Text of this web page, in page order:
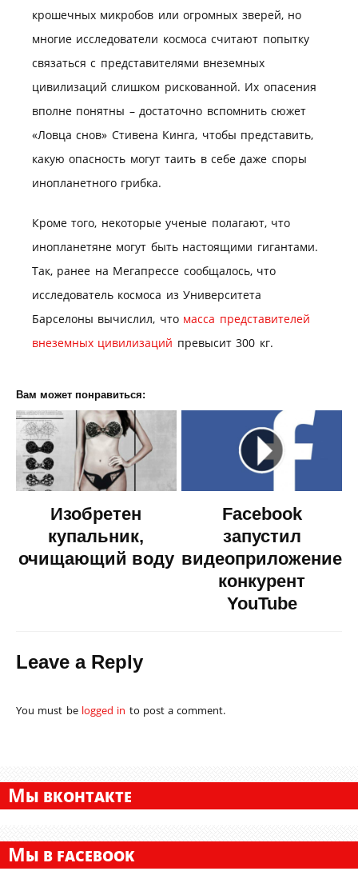
крошечных микробов или огромных зверей, но
многие исследователи космоса считают попытку
связаться с представителями внеземных
цивилизаций слишком рискованной. Их опасения
вполне понятны – достаточно вспомнить сюжет
«Ловца снов» Стивена Кинга, чтобы представить,
какую опасность могут таить в себе даже споры
инопланетного грибка.
Кроме того, некоторые ученые полагают, что
инопланетяне могут быть настоящими гигантами.
Так, ранее на Мегапрессе сообщалось, что
исследователь космоса из Университета
Барселоны вычислил, что масса представителей
внеземных цивилизаций превысит 300 кг.
Вам может понравиться:
Изобретен
купальник,
очищающий воду
Facebook
запустил
видеоприложение-
конкурент
YouTube
Leave a Reply
You must be logged in to post a comment.
МЫ ВКОНТАКТЕ
МЫ В FACEBOOK